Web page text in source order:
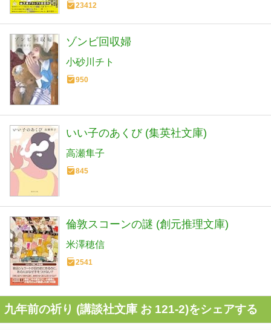
23412
ゾンビ回収婦
小砂川チト
950
いい子のあくび (集英社文庫)
高瀬隼子
845
倫敦スコーンの謎 (創元推理文庫)
米澤穂信
2541
九年前の祈り (講談社文庫 お 121-2)をシェアする